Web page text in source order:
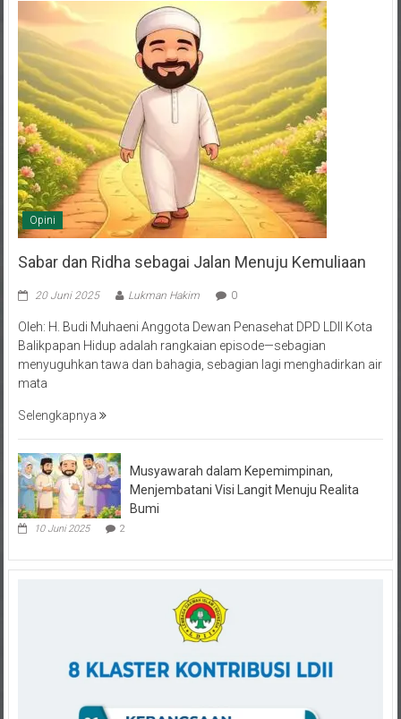
Opini
Sabar dan Ridha sebagai Jalan Menuju Kemuliaan
20 Juni 2025 Lukman Hakim 0
Oleh: H. Budi Muhaeni Anggota Dewan Penasehat DPD LDII Kota
Balikpapan Hidup adalah rangkaian episode—sebagian
menyuguhkan tawa dan bahagia, sebagian lagi menghadirkan air
mata
Selengkapnya
Musyawarah dalam Kepemimpinan,
Menjembatani Visi Langit Menuju Realita
Bumi
10 Juni 2025 2